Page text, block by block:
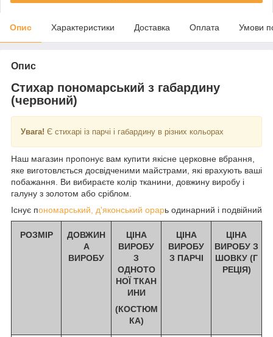
Опис Характеристики Доставка Оплата Умови
Опис
Стихар пономарський з габардину
(червоний)
Увага! Є стихарi iз парчі і габардину в рiзних кольорах
Наш магазин пропонує вам купити якісне церковне вбрання,
яке виготовлється досвідченими майстрами, які врахують ваші
побажання. Ви вибираєте колір тканини, довжину виробу і
галуну з золотом або сріблом.
Існує пономарський, д'яконський орарь одинарний і подвійний
РОЗМIР
ДОВЖИН
А
ВИРОБУ
ЦІНА
ВИРОБУ
З
ОДНОТО
НОЇ ТКАН
ИНИ
(КОСТЮМ
КА)
ЦІНА
ВИРОБУ
З ПАРЧІ
ЦІНА
ВИРОБУ З
ШОВКУ (Г
РЕЦІЯ)